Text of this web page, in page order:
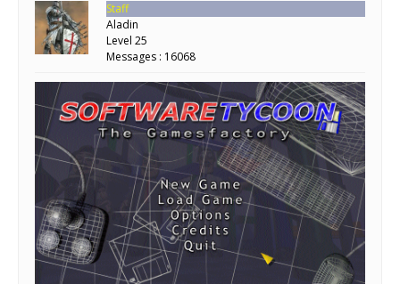
Staff
Aladin
Level 25
Messages : 16068